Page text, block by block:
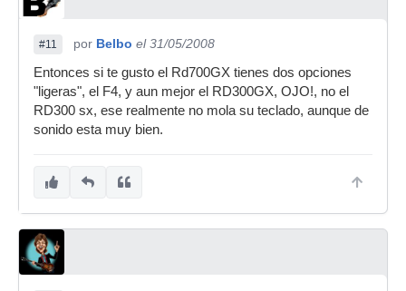
#11 por Belbo el 31/05/2008
Entonces si te gusto el Rd700GX tienes dos opciones
"ligeras", el F4, y aun mejor el RD300GX, OJO!, no el
RD300 sx, ese realmente no mola su teclado, aunque de
sonido esta muy bien.